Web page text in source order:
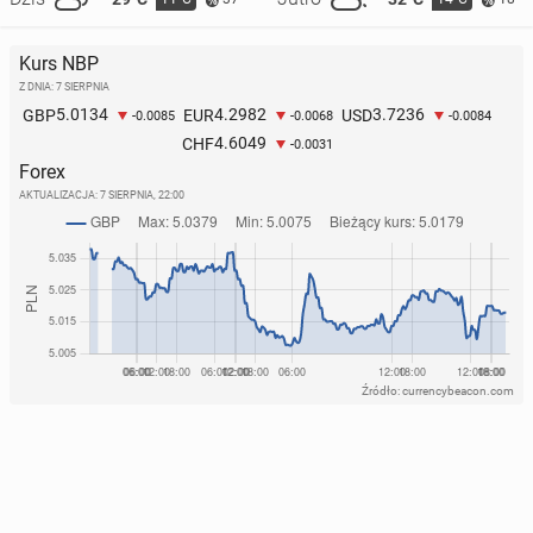
Kurs NBP
Z DNIA: 7 SIERPNIA
GBP5.0134 -0.0085 EUR4.2982 -0.0068 USD3.7236 -0.0084
CHF4.6049 -0.0031
Forex
AKTUALIZACJA: 7 SIERPNIA, 22:00
Źródło: currencybeacon.com